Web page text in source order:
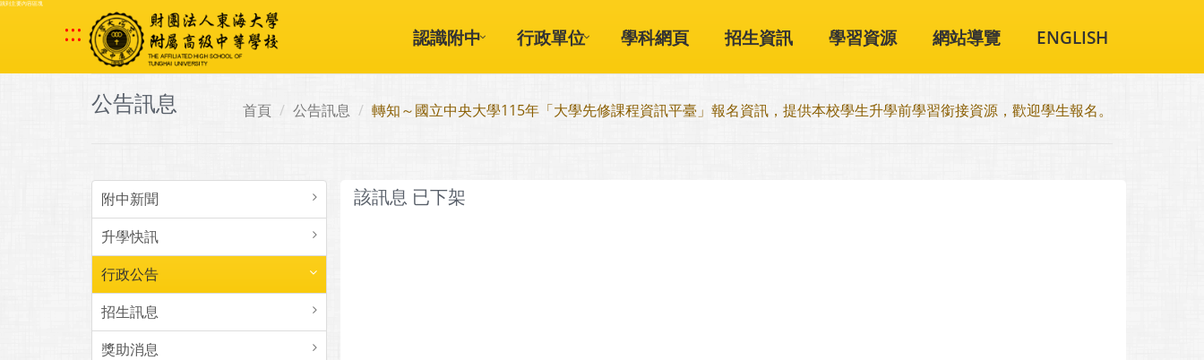
跳到主要內容區塊
::: 認識附中 行政單位 學科網頁 招生資訊 學習資源 網站導覽 ENGLISH
公告訊息 首頁 公告訊息 轉知～國立中央大學115年「大學先修課程資訊平臺」報名資訊，提供本校學生升學前學習銜接資源，歡迎學生報名。
附中新聞
升學快訊
行政公告
招生訊息
獎助消息
該訊息 已下架